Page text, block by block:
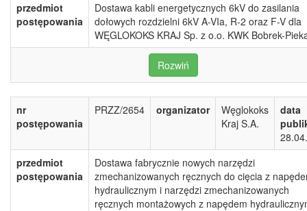
przedmiot
postępowania
Dostawa kabli energetycznych 6kV do zasilania
dołowych rozdzielni 6kV A-VIa, R-2 oraz F-V dla
WĘGLOKOKS KRAJ Sp. z o.o. KWK Bobrek-
Rozwiń
nr
postępowania
PRZZ/2654 organizator
Węglokoks
Kraj S.A.
data
przedmiot
postępowania
Dostawa fabrycznie nowych narzędzi
zmechanizowanych ręcznych do cięcia z
hydraulicznym i narzędzi zmechanizowanych
ręcznych montażowych z napędem